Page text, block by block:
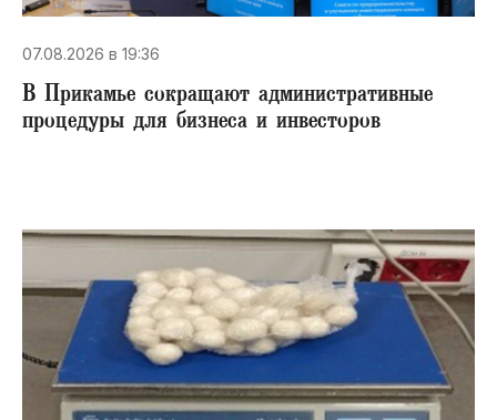
07.08.2026 в 19:36
В Прикамье сокращают административные
процедуры для бизнеса и инвесторов